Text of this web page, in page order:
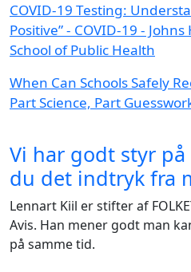
COVID-19 Testing:
Positive” - COVID-19 -
School of Public Health
When Can Schools Safely
Part Science, Part
Vi har godt styr
du det indtryk fra
Lennart Kiil er stifter af
Avis. Han mener godt man
på samme tid.